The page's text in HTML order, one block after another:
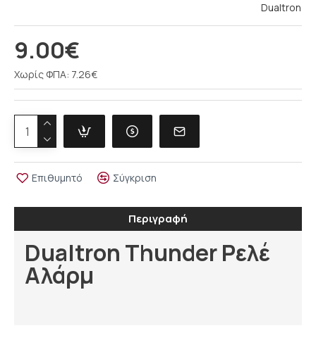
Dualtron
9.00€
Χωρίς ΦΠΑ: 7.26€
Επιθυμητό Σύγκριση
Περιγραφή
Dualtron Thunder Ρελέ
Αλάρμ